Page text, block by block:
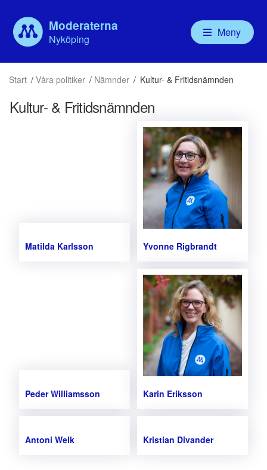
Moderaterna
Nyköping
Kommunfullmäktige
Nämnder
Debatt
Valbudskap
Meny
Start / Våra politiker / Nämnder / Kultur- & Fritidsnämnden
Kultur- & Fritidsnämnden
Matilda Karlsson Yvonne Rigbrandt
Peder Williamsson Karin Eriksson
Antoni Welk Kristian Divander